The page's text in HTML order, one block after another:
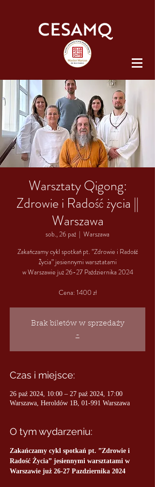
Warsztaty Qigong:
Zdrowie i Radość życia ||
Warszawa
sob., 26 paź
  |
Warszawa
Zakańczamy cykl spotkań pt. ”Zdrowie i Radość
Życia” jesiennymi warsztatami
w Warszawie już 26-27 Października 2024
Cena: 1400 zł
Brak biletów w sprzedaży
-
Czas i miejsce:
26 paź 2024, 10:00 – 27 paź 2024, 17:00
Warszawa, Heroldów 1B, 01-991 Warszawa
O tym wydarzeniu:
Zakańczamy cykl spotkań pt. ”Zdrowie i
Radość Życia” jesiennymi warsztatami w
Warszawie już 26-27 Pazdziernika 2024